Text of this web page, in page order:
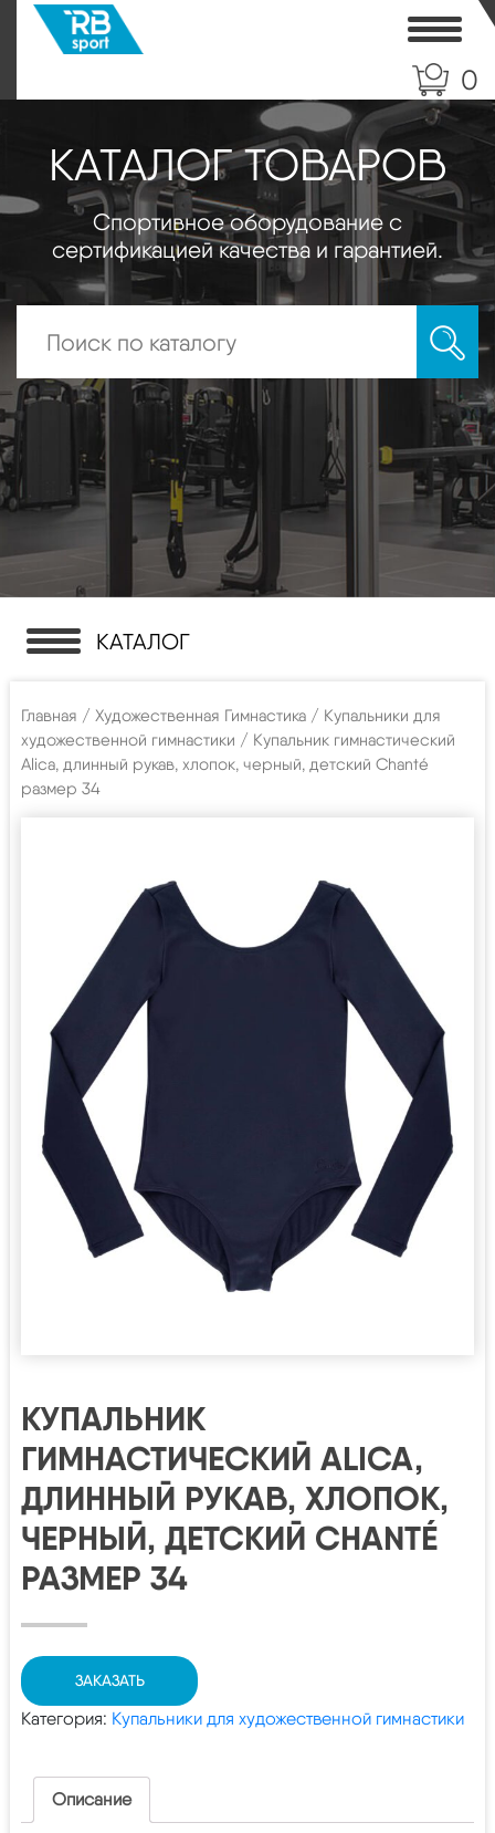
0
КАТАЛОГ ТОВАРОВ
Спортивное оборудование с
сертификацией качества и гарантией.
КАТАЛОГ
Главная / Художественная Гимнастика / Купальники для
художественной гимнастики / Купальник гимнастический
Alica, длинный рукав, хлопок, черный, детский Chanté
размер 34
КУПАЛЬНИК
ГИМНАСТИЧЕСКИЙ ALICA,
ДЛИННЫЙ РУКАВ, ХЛОПОК,
ЧЕРНЫЙ, ДЕТСКИЙ CHANTÉ
РАЗМЕР 34
ЗАКАЗАТЬ
Категория: Купальники для художественной гимнастики
Описание